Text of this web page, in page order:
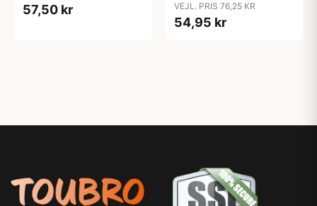
57,50 kr VEJL. PRIS 76,25 KR
54,95 kr